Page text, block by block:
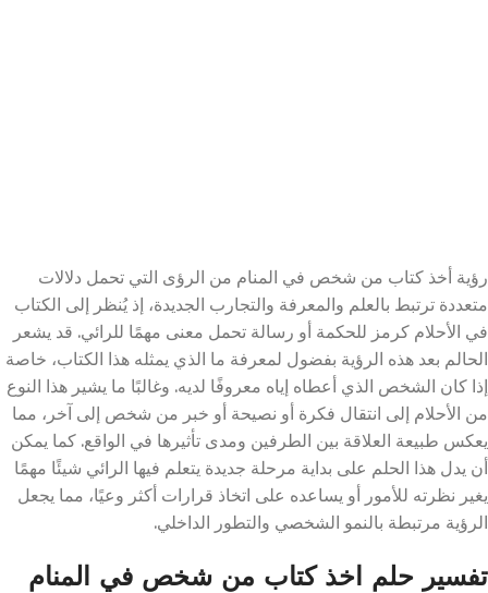
رؤية أخذ كتاب من شخص في المنام من الرؤى التي تحمل دلالات
متعددة ترتبط بالعلم والمعرفة والتجارب الجديدة، إذ يُنظر إلى الكتاب
في الأحلام كرمز للحكمة أو رسالة تحمل معنى مهمًا للرائي. قد يشعر
الحالم بعد هذه الرؤية بفضول لمعرفة ما الذي يمثله هذا الكتاب، خاصة
إذا كان الشخص الذي أعطاه إياه معروفًا لديه. وغالبًا ما يشير هذا النوع
من الأحلام إلى انتقال فكرة أو نصيحة أو خبر من شخص إلى آخر، مما
يعكس طبيعة العلاقة بين الطرفين ومدى تأثيرها في الواقع. كما يمكن
أن يدل هذا الحلم على بداية مرحلة جديدة يتعلم فيها الرائي شيئًا مهمًا
يغير نظرته للأمور أو يساعده على اتخاذ قرارات أكثر وعيًا، مما يجعل
الرؤية مرتبطة بالنمو الشخصي والتطور الداخلي.
تفسير حلم اخذ كتاب من شخص في المنام